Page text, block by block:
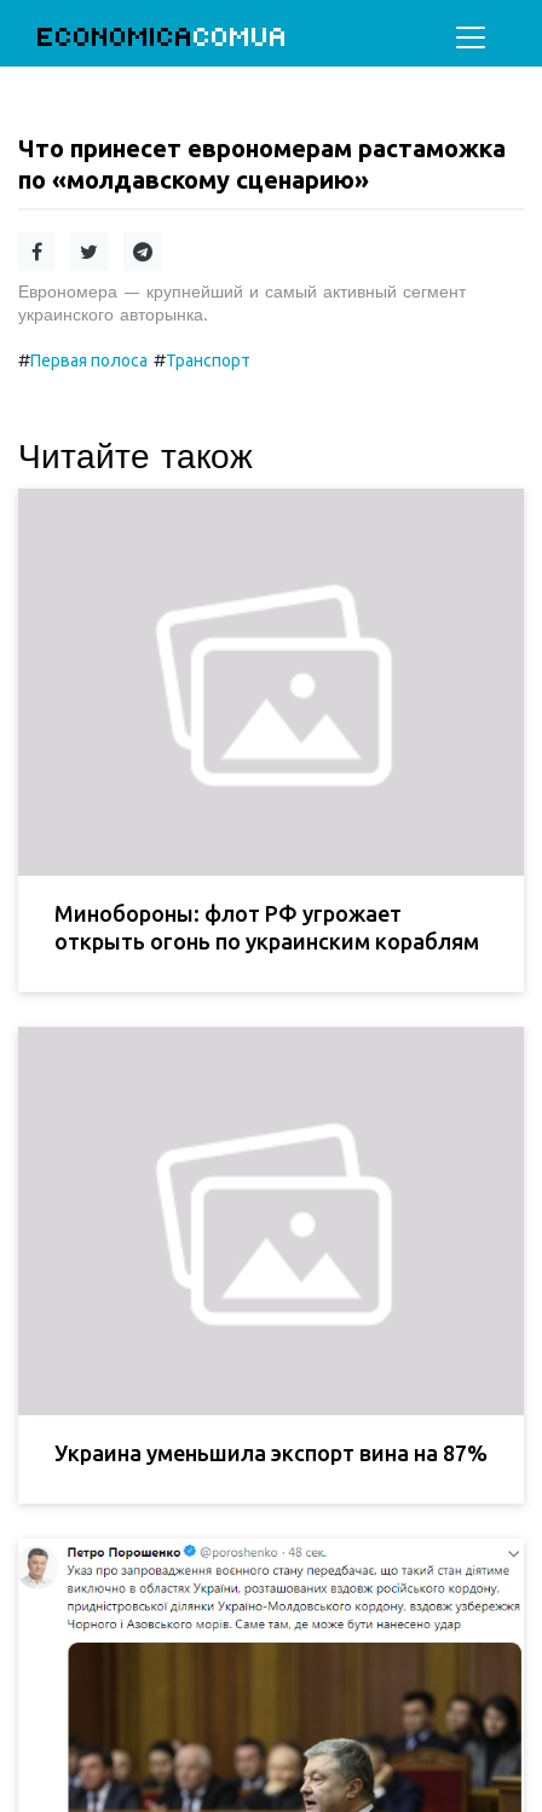
ECONOMICACOMUA
Что принесет еврономерам растаможка
по «молдавскому сценарию»
Еврономера — крупнейший и самый активный сегмент
украинского авторынка.
#Первая полоса #Транспорт
Читайте також
Минобороны: флот РФ угрожает
открыть огонь по украинским кораблям
Украина уменьшила экспорт вина на 87%